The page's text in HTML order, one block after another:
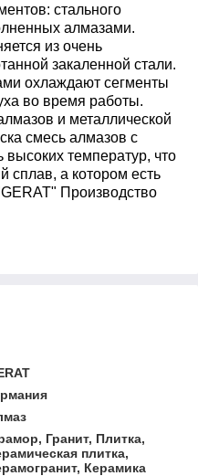
стального
алмазами.
из очень
закаленной стали.
охлаждают сегменты
во время работы.
и металлической
смесь алмазов с
высоких температур, что
сплав, а котором есть
Производство
Гранит, Плитка,
плитка,
Керамика